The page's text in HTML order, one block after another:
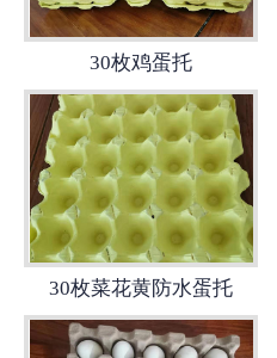
瓶托
异形蛋托
砂锅托
纸托盘
蛋托
普通托盘
30枚鸡蛋托
30枚菜花黄防水蛋托